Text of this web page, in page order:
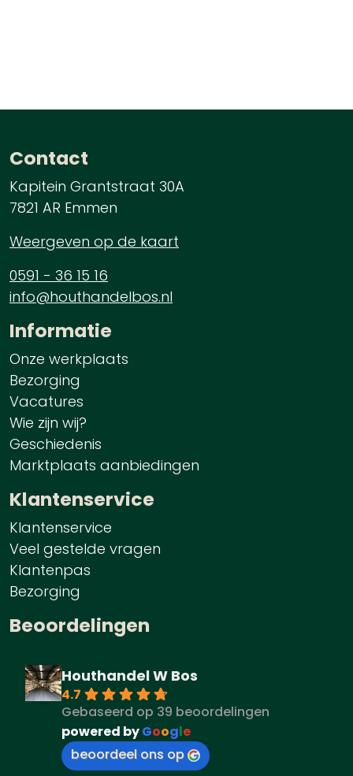
Contact
Kapitein Grantstraat 30A
7821 AR Emmen
Weergeven op de kaart
0591 - 36 15 16
info@houthandelbos.nl
Informatie
Onze werkplaats
Bezorging
Vacatures
Wie zijn wij?
Geschiedenis
Marktplaats aanbiedingen
Klantenservice
Klantenservice
Veel gestelde vragen
Klantenpas
Bezorging
Beoordelingen
Houthandel W Bos
4.7
Gebaseerd op 39 beoordelingen
powered byGoogle
beoordeel ons op